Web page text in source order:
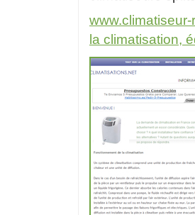
la climatisation,